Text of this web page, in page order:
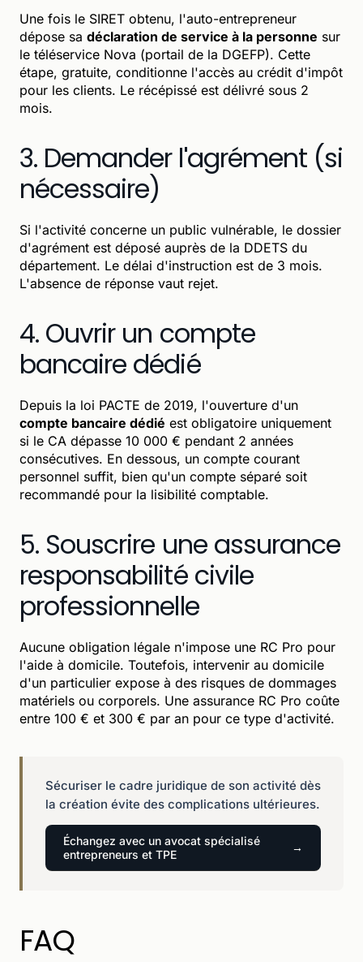
Une fois le SIRET obtenu, l'auto-entrepreneur
dépose sa déclaration de service à la personne sur
le téléservice Nova (portail de la DGEFP). Cette
étape, gratuite, conditionne l'accès au crédit d'impôt
pour les clients. Le récépissé est délivré sous 2
mois.
3. Demander l'agrément (si
nécessaire)
Si l'activité concerne un public vulnérable, le dossier
d'agrément est déposé auprès de la DDETS du
département. Le délai d'instruction est de 3 mois.
L'absence de réponse vaut rejet.
4. Ouvrir un compte
bancaire dédié
Depuis la loi PACTE de 2019, l'ouverture d'un
compte bancaire dédié est obligatoire uniquement
si le CA dépasse 10 000 € pendant 2 années
consécutives. En dessous, un compte courant
personnel suffit, bien qu'un compte séparé soit
recommandé pour la lisibilité comptable.
5. Souscrire une assurance
responsabilité civile
professionnelle
Aucune obligation légale n'impose une RC Pro pour
l'aide à domicile. Toutefois, intervenir au domicile
d'un particulier expose à des risques de dommages
matériels ou corporels. Une assurance RC Pro coûte
entre 100 € et 300 € par an pour ce type d'activité.
Sécuriser le cadre juridique de son activité dès
la création évite des complications ultérieures.
Échangez avec un avocat spécialisé
entrepreneurs et TPE
FAQ